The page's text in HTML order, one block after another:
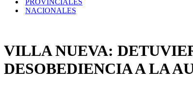
PROVINCIALES
NACIONALES
VILLA NUEVA:
DESOBEDIENCIA A LA